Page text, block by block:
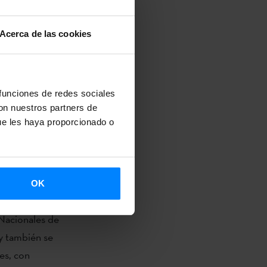
Acerca de las cookies
de redes sociales
nuestros partners de
les haya proporcionado o
OK
entre
Tendrá
(Gales),
será
en el
de
también se
con